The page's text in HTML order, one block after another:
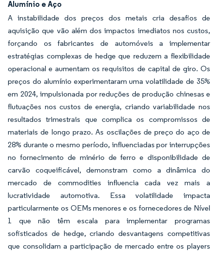
Alumínio e Aço
A instabilidade dos preços dos metais cria desafios de
aquisição que vão além dos impactos imediatos nos custos,
forçando os fabricantes de automóveis a implementar
estratégias complexas de hedge que reduzem a flexibilidade
operacional e aumentam os requisitos de capital de giro. Os
preços do alumínio experimentaram uma volatilidade de 35%
em 2024, impulsionada por reduções de produção chinesas e
flutuações nos custos de energia, criando variabilidade nos
resultados trimestrais que complica os compromissos de
materiais de longo prazo. As oscilações de preço do aço de
28% durante o mesmo período, influenciadas por interrupções
no fornecimento de minério de ferro e disponibilidade de
carvão coqueificável, demonstram como a dinâmica do
mercado de commodities influencia cada vez mais a
lucratividade automotiva. Essa volatilidade impacta
particularmente os OEMs menores e os fornecedores de Nível
1 que não têm escala para implementar programas
sofisticados de hedge, criando desvantagens competitivas
que consolidam a participação de mercado entre os players